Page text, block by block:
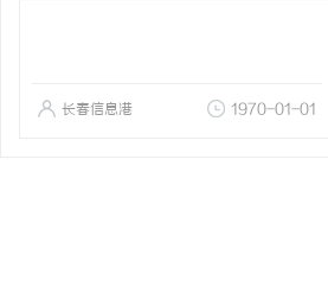
长春信息港 1970-01-01